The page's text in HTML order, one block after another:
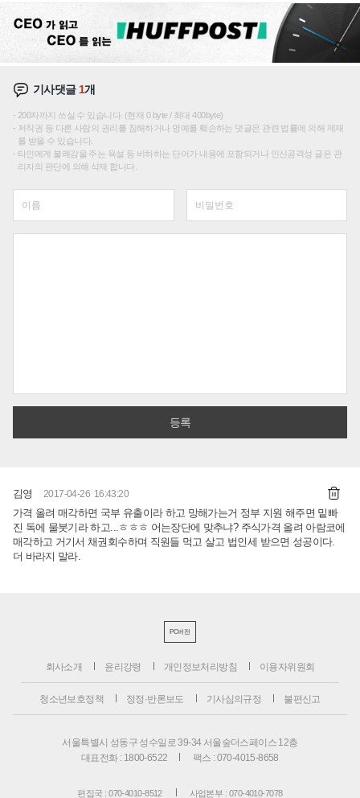
기사댓글1개
200자까지 쓰실 수 있습니다. (현재 0 byte / 최대 400byte)
저작권 등 다른 사람의 권리를 침해하거나 명예를 훼손하는 댓글은 관련 법률에 의해 제재
를 받을 수 있습니다.
타인에게 불쾌감을 주는 욕설 등 비하하는 단어가 내용에 포함되거나 인신공격성 글은 관
리자의 판단에 의해 삭제 합니다.
김영 2017-04-26 16:43:20
가격 올려 매각하면 국부 유출이라 하고 망해가는거 정부 지원 해주면 밑빠
진 독에 물붓기라 하고...ㅎㅎㅎ 어는장단에 맞추냐? 주식가격 올려 아람코에
매각하고 거기서 채권회수하며 직원들 먹고 살고 법인세 받으면 성공이다.
더 바라지 말라.
PC버전
회사소개 윤리강령 개인정보처리방침 이용자위원회
청소년보호정책 정정·반론보도 기사심의규정 불편신고
서울특별시 성동구 성수일로 39-34 서울숲더스페이스 12층
대표전화 : 1800-6522
팩스 : 070-4015-8658
편집국 : 070-4010-8512 사업본부 : 070-4010-7078